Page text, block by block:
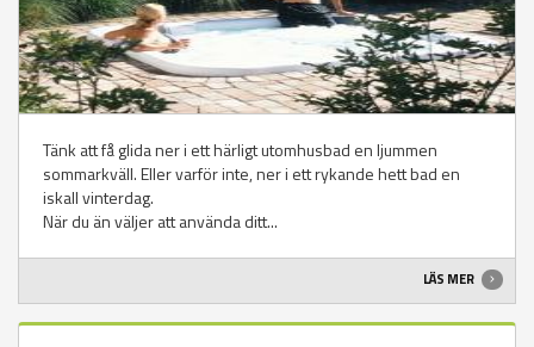
Tänk att få glida ner i ett härligt utomhusbad en ljummen
sommarkväll. Eller varför inte, ner i ett rykande hett bad en
iskall vinterdag.
När du än väljer att använda ditt...
LÄS MER